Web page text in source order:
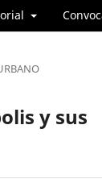
y sus